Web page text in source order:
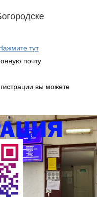
тут
почту
вы можете